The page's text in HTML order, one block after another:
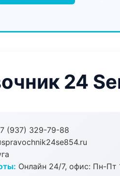
24
(937) 329-79-88
Онлайн 24/7, офис: Пн-Пт